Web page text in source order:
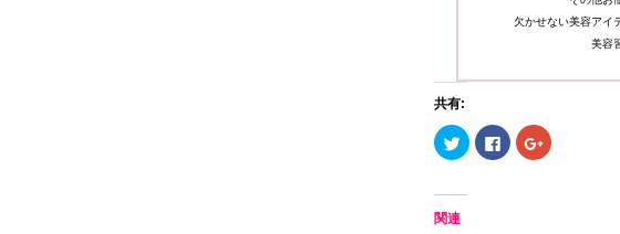
欠かせない美容アイ
美容
共有:
ク
リ
し
Facebook
で
ク
リ
関連